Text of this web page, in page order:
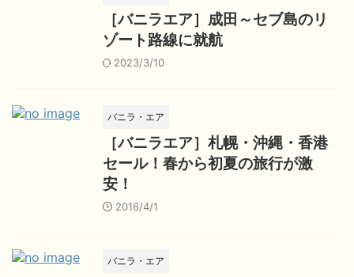
［バニラエア］成田～セブ島のリ
ゾート路線に就航
2023/3/10
バニラ・エア
［バニラエア］札幌・沖縄・香港
セール！春から初夏の旅行が激
安！
2016/4/1
バニラ・エア